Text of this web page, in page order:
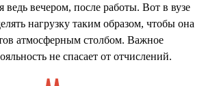
ведь вечером, после работы. Вот в вузе
нагрузку таким образом, чтобы она
атмосферным столбом. Важное
не спасает от отчислений.